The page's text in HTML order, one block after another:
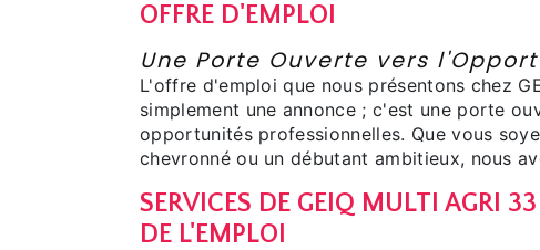
OFFRE D'EMPLOI
Une Porte Ouverte vers
L'offre d'emploi que nous présentons chez
simplement une annonce ; c'est une porte
opportunités professionnelles. Que vous
chevronné ou un débutant ambitieux, nous
SERVICES DE GEIQ MULTI AGRI
DE L'EMPLOI